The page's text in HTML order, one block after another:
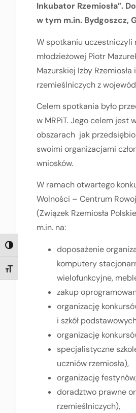
TOGGLE HIGH CONTRAST
TOGGLE FONT SIZE
Inkubator Rzemiosła”.
w tym m.in. Bydgoszcz,
W spotkaniu uczestniczyli
młodzieżowej Piotr
Mazurskiej Izby
rzemieślniczych z
Celem spotkania było
w MRPiT. Jego celem jest
obszarach jak
swoimi organizacjami
wniosków.
W ramach otwartego
Wolności – Centrum
(Związek Rzemiosła
m.in. na:
doposażenie
komputery
wielofunkcyjne,
zakup
organizację
i szkół
organizację
specjalistyczne
uczniów rzemiosła),
organizację
doradztwo prawne
rzemieślniczych),